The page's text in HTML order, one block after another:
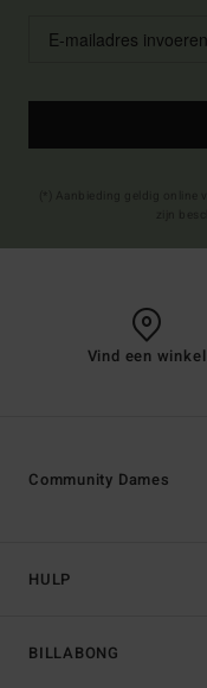
Vind een winkel
HULP
BILLABONG
Community Dames